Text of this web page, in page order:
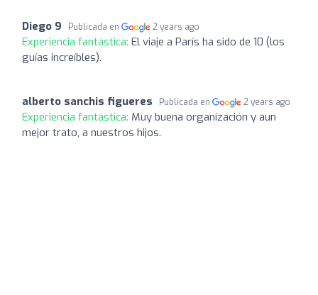
Diego 9 Publicada en 2 years ago
Experiencia fantástica: El viaje a París ha sido de 10 (los
guías increíbles).
alberto sanchis figueres Publicada en 2 years ago
Experiencia fantástica: Muy buena organización y aun
mejor trato, a nuestros hijos.